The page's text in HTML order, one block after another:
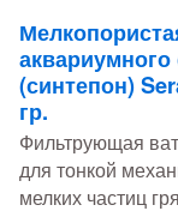
(синтепон)
гр.
Фильтрующая
для тонкой
мелких частиц